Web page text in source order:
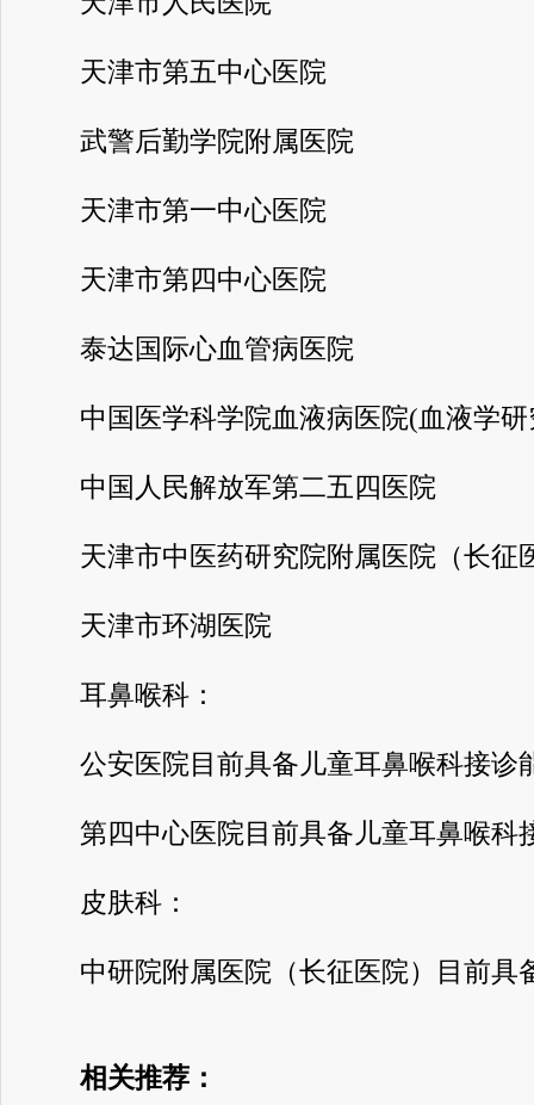
天津市第五中心医院
武警后勤学院附属医院
天津市第一中心医院
天津市第四中心医院
泰达国际心血管病医院
中国医学科学院血液病医院(血液学研
中国人民解放军第二五四医院
天津市中医药研究院附属医院（长征
天津市环湖医院
耳鼻喉科：
公安医院目前具备儿童耳鼻喉科接诊
第四中心医院目前具备儿童耳鼻喉科
皮肤科：
中研院附属医院（长征医院）目前具
相关推荐：